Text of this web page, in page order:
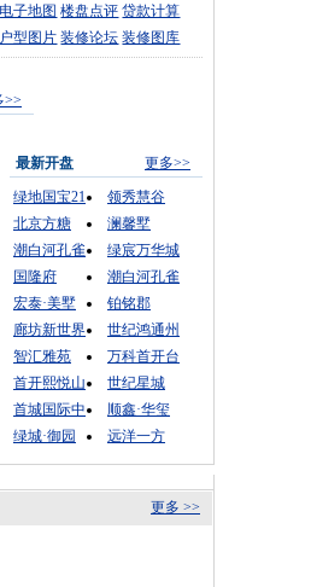
电子地图 楼盘点评 贷款计算
户型图片 装修论坛 装修图库
>>
最新开盘
更多>>
绿地国宝21
领秀慧谷
北京方糖
澜馨墅
潮白河孔雀
绿宸万华城
国隆府
潮白河孔雀
宏泰·美墅
铂铭郡
廊坊新世界
世纪鸿通州
智汇雅苑
万科首开台
首开熙悦山
世纪星城
首城国际中
顺鑫·华玺
绿城·御园
远洋一方
更多 >>